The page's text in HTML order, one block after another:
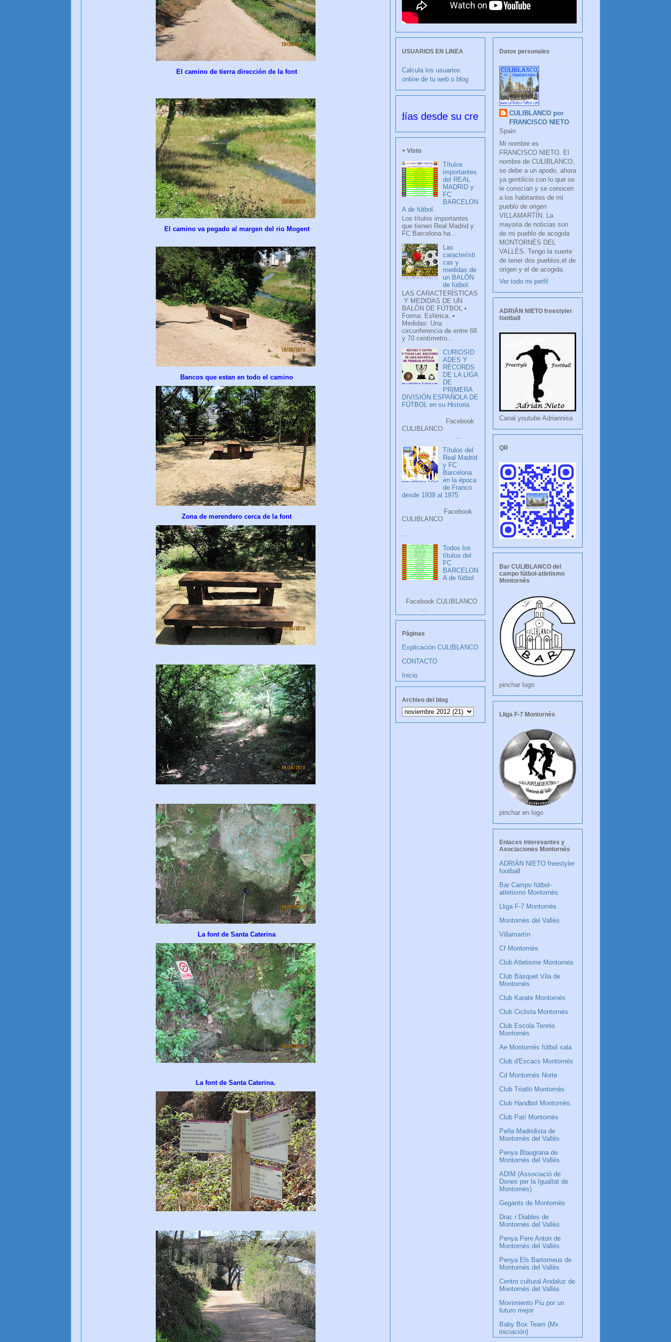
El camino de tierra dirección de la font
El camino va pegado al margen del rio Mogent
Bancos que estan en todo el camino
Zona de merendero cerca de la font
La font de Santa Caterina
La font de Santa Caterina.
USUARIOS EN LINEA
Calcula los usuarios
online de tu web o blog
CULIBLANCO por FRANCISCO NIETO 6177 días desde su creación
+ Visto
Títulos
importantes
del REAL
MADRID y
FC
BARCELON
A de fútbol.
Los títulos importantes
que tienen Real Madrid y
FC Barcelona ha...
Las
característi
cas y
medidas de
un BALÓN
de fútbol.
LAS CARACTERÍSTICAS
Y MEDIDAS DE UN
BALÓN DE FÚTBOL •
Forma: Esférica. •
Medidas: Una
circunferencia de entre 68
y 70 centímetro...
CURIOSID
ADES Y
RÉCORDS
DE LA LIGA
DE
PRIMERA
DIVISIÓN ESPAÑOLA DE
FÚTBOL en su Historia
Facebook
CULIBLANCO
...
Títulos del
Real Madrid
y FC
Barcelona
en la época
de Franco
desde 1939 al 1975
Facebook
CULIBLANCO
Todos los
títulos del
FC
BARCELON
A de fútbol
Facebook CULIBLANCO
...
Páginas
Explicación CULIBLANCO
CONTACTO
Inicio
Archivo del blog
Datos personales
CULIBLANCO por
FRANCISCO NIETO
Spain
Mi nombre es
FRANCISCO NIETO. El
nombre de CULIBLANCO,
se debe a un apodo, ahora
ya gentilicio con lo que se
le conocían y se conocen
a los habitantes de mi
pueblo de origen
VILLAMARTÍN. La
mayoria de noticias son
de mi pueblo de acogida
MONTORNÈS DEL
VALLÈS. Tengo la suerte
de tener dos pueblos,el de
origen y el de acogida.
Ver todo mi perfil
ADRIÁN NIETO freestyler
football
Canal youtube Adriannisa
QR
Bar CULIBLANCO del
campo fútbol-atletismo
Montornès
pinchar logo
Lliga F-7 Montornès
pinchar en logo
Enlaces interesantes y
Asociaciones Montornès
ADRIÁN NIETO freestyler
football
Bar Campo fútbol-
atletismo Montornès
Lliga F-7 Montornès
Montornès del Vallès
Villamartín
Cf Montornès
Club Atletisme Montornès
Club Bàsquet Vila de
Montornès
Club Karate Montornès
Club Ciclista Montornès
Club Escola Tennis
Montornès
Ae Montornès fútbol sala
Club d'Escacs Montornés
Cd Montornès Norte
Club Triatló Montornès
Club Handbol Montornès.
Club Patí Montornès
Peña Madridista de
Montornès del Vallès
Penya Blaugrana de
Montornès del Vallès
ADIM (Associació de
Dones per la Igualtat de
Montornès)
Gegants de Montornès
Drac i Diables de
Montornès del Vallès
Penya Pere Anton de
Montornès del Vallès
Penya Els Bartomeus de
Montornès del Vallès
Centro cultural Andaluz de
Montornès del Vallès
Movimiento Piu por un
futuro mejor
Baby Box Team (Mx
iniciación)